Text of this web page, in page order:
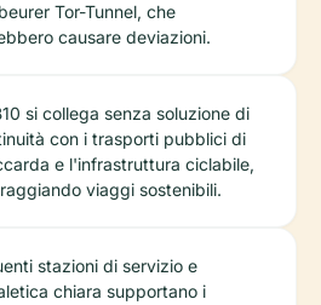
Tor-Tunnel, che
causare deviazioni.
si collega senza soluzione di
con i trasporti pubblici di
e l'infrastruttura ciclabile,
viaggi sostenibili.
stazioni di servizio e
chiara supportano i